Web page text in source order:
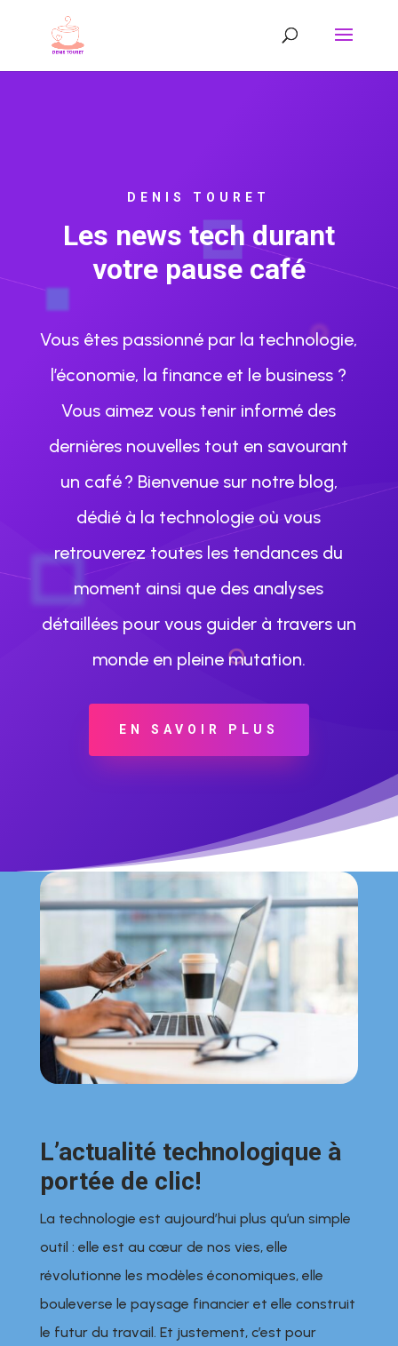
DENIS TOURET
Les news tech durant
votre pause café
Vous êtes passionné par la technologie,
l’économie, la finance et le business ?
Vous aimez vous tenir informé des
dernières nouvelles tout en savourant
un café ? Bienvenue sur notre blog,
dédié à la technologie où vous
retrouverez toutes les tendances du
moment ainsi que des analyses
détaillées pour vous guider à travers un
monde en pleine mutation.
EN SAVOIR PLUS
L’actualité technologique à
portée de clic!
La technologie est aujourd’hui plus qu’un simple
outil : elle est au cœur de nos vies, elle
révolutionne les modèles économiques, elle
bouleverse le paysage financier et elle construit
le futur du travail. Et justement, c’est pour